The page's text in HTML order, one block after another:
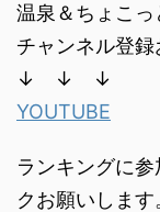
温泉＆ちょこ
チャンネル登
↓ ↓ ↓
YOUTUBE
ランキングに
クお願いします